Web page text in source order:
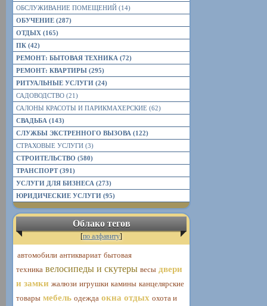
ОБСЛУЖИВАНИЕ ПОМЕЩЕНИЙ (14)
ОБУЧЕНИЕ (287)
ОТДЫХ (165)
ПК (42)
РЕМОНТ: БЫТОВАЯ ТЕХНИКА (72)
РЕМОНТ: КВАРТИРЫ (295)
РИТУАЛЬНЫЕ УСЛУГИ (24)
САДОВОДСТВО (21)
САЛОНЫ КРАСОТЫ И ПАРИКМАХЕРСКИЕ (62)
СВАДЬБА (143)
СЛУЖБЫ ЭКСТРЕННОГО ВЫЗОВА (122)
СТРАХОВЫЕ УСЛУГИ (3)
СТРОИТЕЛЬСТВО (580)
ТРАНСПОРТ (391)
УСЛУГИ ДЛЯ БИЗНЕСА (273)
ЮРИДИЧЕСКИЕ УСЛУГИ (95)
Облако тегов
[по алфавиту]
автомобили антиквариат бытовая
техника велосипеды и скутеры весы двери
и замки жалюзи игрушки камины канцелярские
товары мебель одежда окна отдых охота и